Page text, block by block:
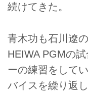
続けてきた。
青木功も石川遼
HEIWA PGMの
ーの練習をして
バイスを繰り返し